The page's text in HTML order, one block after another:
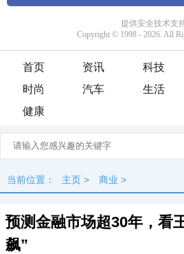
首页 资讯 科技
时尚
汽车 生活
健康
当前位置： 主页 > 商业 >
预测金融市场超30年，看
飙”